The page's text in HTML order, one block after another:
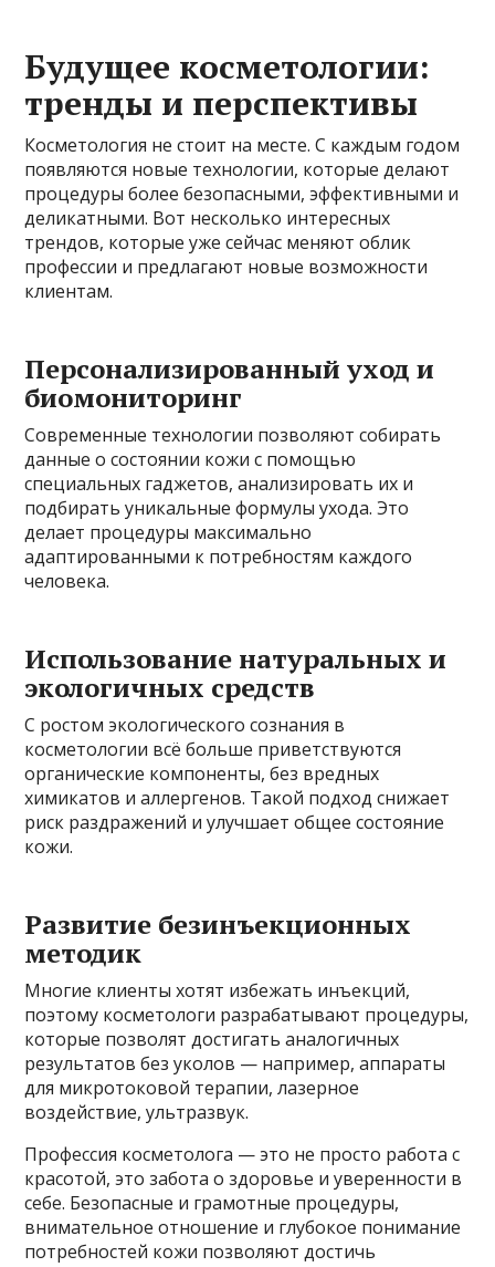
Будущее косметологии:
тренды и перспективы
Косметология не стоит на месте. С каждым годом
появляются новые технологии, которые делают
процедуры более безопасными, эффективными и
деликатными. Вот несколько интересных
трендов, которые уже сейчас меняют облик
профессии и предлагают новые возможности
клиентам.
Персонализированный уход и
биомониторинг
Современные технологии позволяют собирать
данные о состоянии кожи с помощью
специальных гаджетов, анализировать их и
подбирать уникальные формулы ухода. Это
делает процедуры максимально
адаптированными к потребностям каждого
человека.
Использование натуральных и
экологичных средств
С ростом экологического сознания в
косметологии всё больше приветствуются
органические компоненты, без вредных
химикатов и аллергенов. Такой подход снижает
риск раздражений и улучшает общее состояние
кожи.
Развитие безинъекционных
методик
Многие клиенты хотят избежать инъекций,
поэтому косметологи разрабатывают процедуры,
которые позволят достигать аналогичных
результатов без уколов — например, аппараты
для микротоковой терапии, лазерное
воздействие, ультразвук.
Профессия косметолога — это не просто работа с
красотой, это забота о здоровье и уверенности в
себе. Безопасные и грамотные процедуры,
внимательное отношение и глубокое понимание
потребностей кожи позволяют достичь